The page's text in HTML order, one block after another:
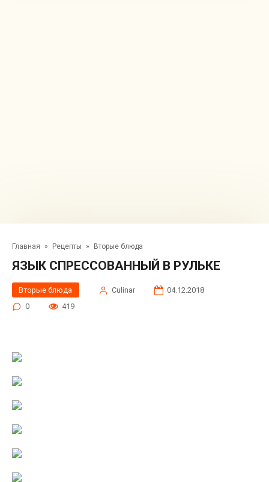
Главная » Рецепты » Вторые блюда
ЯЗЫК СПРЕССОВАННЫЙ В РУЛЬКЕ
Вторые блюда Сulinar
04.12.2018
0
419